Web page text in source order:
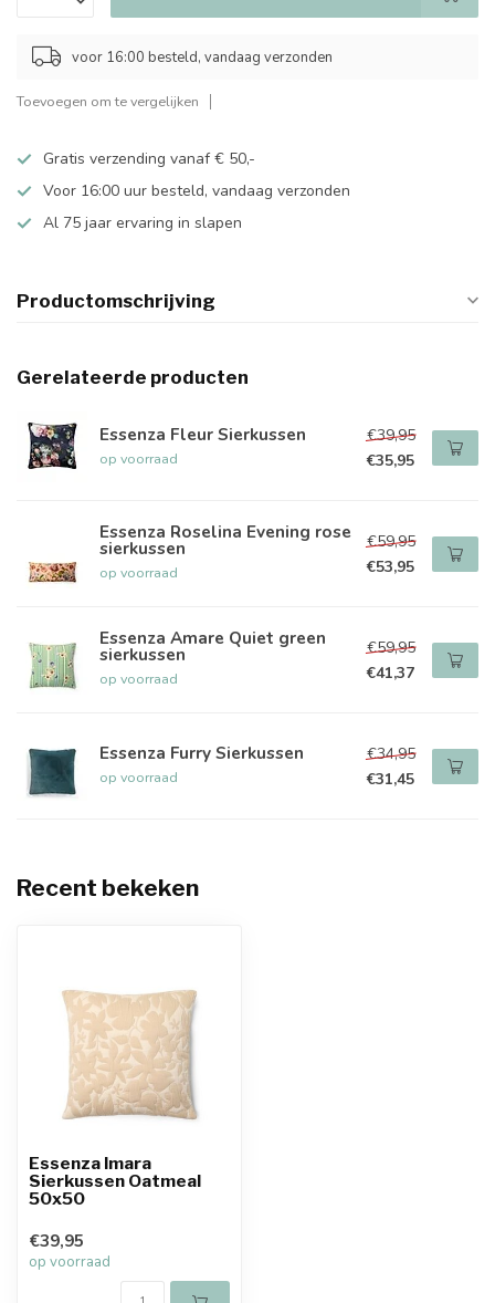
voor 16:00 besteld, vandaag verzonden
Toevoegen om te vergelijken
Gratis verzending vanaf € 50,-
Voor 16:00 uur besteld, vandaag verzonden
Al 75 jaar ervaring in slapen
Productomschrijving
Gerelateerde producten
Essenza Fleur Sierkussen
op voorraad
€39,95
€35,95
Essenza Roselina Evening rose
sierkussen
op voorraad
€59,95
€53,95
Essenza Amare Quiet green
sierkussen
op voorraad
€59,95
€41,37
Essenza Furry Sierkussen
op voorraad
€34,95
€31,45
Recent bekeken
Essenza Imara
Sierkussen Oatmeal
50x50
€39,95
op voorraad